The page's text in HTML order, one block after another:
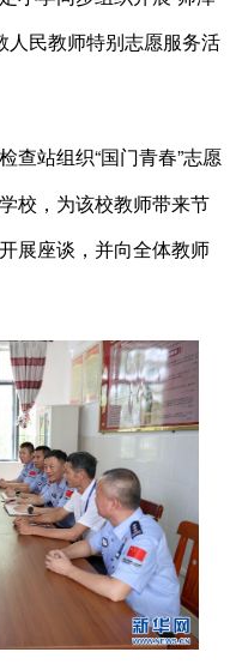
人民教师特别志愿服务活
查站组织“国门青春”志愿
校，为该校教师带来节
展座谈，并向全体教师